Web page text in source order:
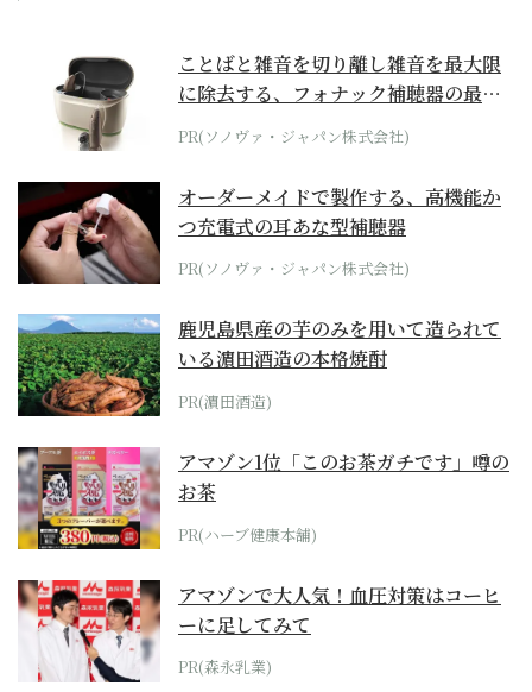
ことばと雑音を切り離し雑音を最大限
に除去する、フォナック補聴器の最上
位モデル
PR(ソノヴァ・ジャパン株式会社)
オーダーメイドで製作する、高機能か
つ充電式の耳あな型補聴器
PR(ソノヴァ・ジャパン株式会社)
鹿児島県産の芋のみを用いて造られて
いる濵田酒造の本格焼酎
PR(濵田酒造)
アマゾン1位「このお茶ガチです」噂の
お茶
PR(ハーブ健康本舗)
アマゾンで大人気！血圧対策はコーヒ
ーに足してみて
PR(森永乳業)